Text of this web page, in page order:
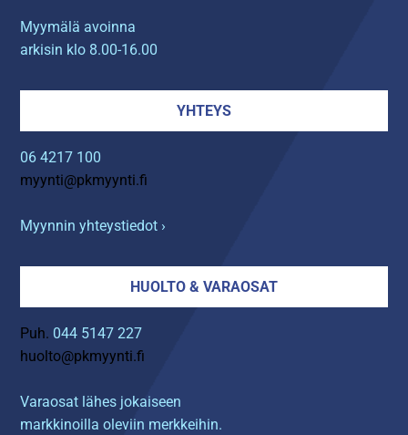
Myymälä avoinna
arkisin klo 8.00-16.00
YHTEYS
06 4217 100
myynti@pkmyynti.fi
Myynnin yhteystiedot ›
HUOLTO & VARAOSAT
Puh. 044 5147 227
huolto@pkmyynti.fi
Varaosat lähes jokaiseen
markkinoilla oleviin merkkeihin.